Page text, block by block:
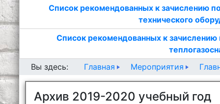
Список рекомендованных к зачислению
технического
Список рекомендованных к
Вы здесь:
Главная Мероприятия
Архив 2019-2020 учебный год